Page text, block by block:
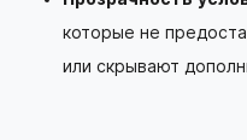
которые не
или скрывают